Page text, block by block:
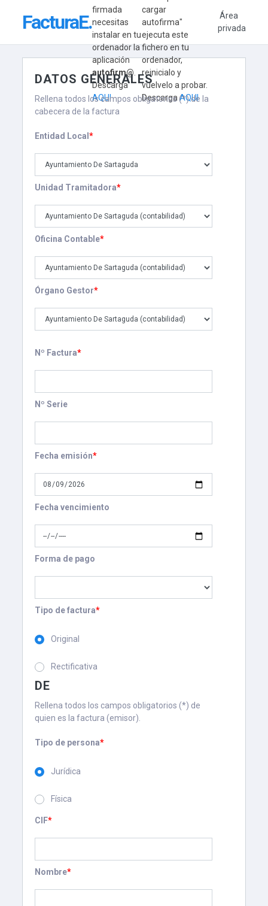
FacturaE.
firmada
necesitas
instalar en tu
ordenador la
aplicación
autofirm@
Descarga
AQUI
cargar
autofirma"
ejecuta este
fichero en tu
ordenador,
reinicialo y
vuelvelo a probar.
DescargaAQUI
Área
privada
DATOS GENERALES
Rellena todos los campos obligatorios (*) de la
cabecera de la factura
Entidad Local*
Unidad Tramitadora*
Oficina Contable*
Órgano Gestor*
Nº Factura*
Nº Serie
Fecha emisión*
Fecha vencimiento
Forma de pago
Tipo de factura*
Original
Rectificativa
DE
Rellena todos los campos obligatorios (*) de
quien es la factura (emisor).
Tipo de persona*
Jurídica
Física
CIF*
Nombre*